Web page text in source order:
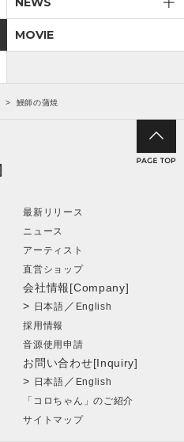
MOVIE
鰻師の蒲焼
最新リリース
ニュース
アーティスト
直営ショップ
会社情報[Company]
> 日本語 ／ English
採用情報
音源使用申請
お問い合わせ[Inquiry]
> 日本語 ／ English
「コロちゃん」のご紹介
サイトマップ